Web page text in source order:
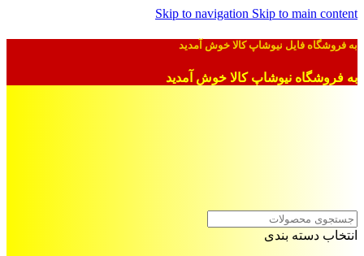
Skip to navigation Skip to main content
به فروشگاه فایل نیوشاپ کالا خوش آمدید
به فروشگاه نیوشاپ کالا خوش آمدید
انتخاب دسته بندی